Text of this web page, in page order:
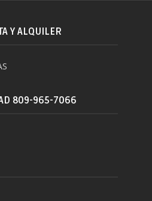
Y ALQUILER
809-965-7066